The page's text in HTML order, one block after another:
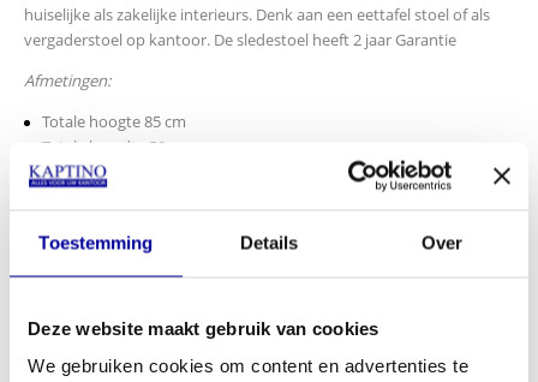
Toestemming Details Over
Deze website maakt gebruik van cookies
We gebruiken cookies om content en advertenties te
huiselijke als zakelijke interieurs. Denk aan een eettafel stoel of als
vergaderstoel op kantoor. De sledestoel heeft 2 jaar Garantie
Afmetingen:
Totale hoogte 85 cm
Totale breedte 59 cm
Totale diepte 50 cm
EX BTW: €147,93
Offerte aanvragen